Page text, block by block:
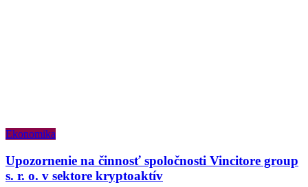
Ekonomika
Upozornenie na činnosť spoločnosti Vincitore group
s. r. o. v sektore kryptoaktív